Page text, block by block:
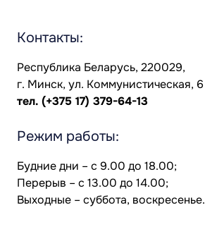
Контакты:
Республика Беларусь, 220029,
г. Минск, ул. Коммунистическая, 6
тел. (+375 17) 379-64-13
Режим работы:
Будние дни – с 9.00 до 18.00;
Перерыв – с 13.00 до 14.00;
Выходные – суббота, воскресенье.